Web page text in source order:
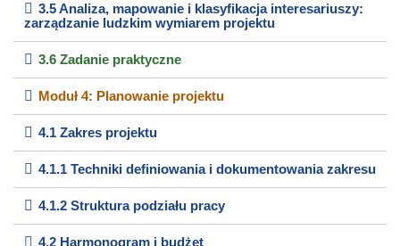
3.5 Analiza, mapowanie i klasyfikacja interesariuszy:
zarządzanie ludzkim wymiarem projektu
3.6 Zadanie praktyczne
Moduł 4: Planowanie projektu
4.1 Zakres projektu
4.1.1 Techniki definiowania i dokumentowania zakresu
4.1.2 Struktura podziału pracy
4.2 Harmonogram i budżet